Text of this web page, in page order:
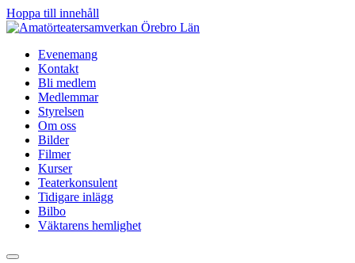
Hoppa till innehåll
Evenemang
Kontakt
Bli medlem
Medlemmar
Styrelsen
Om oss
Bilder
Filmer
Kurser
Teaterkonsulent
Tidigare inlägg
Bilbo
Väktarens hemlighet